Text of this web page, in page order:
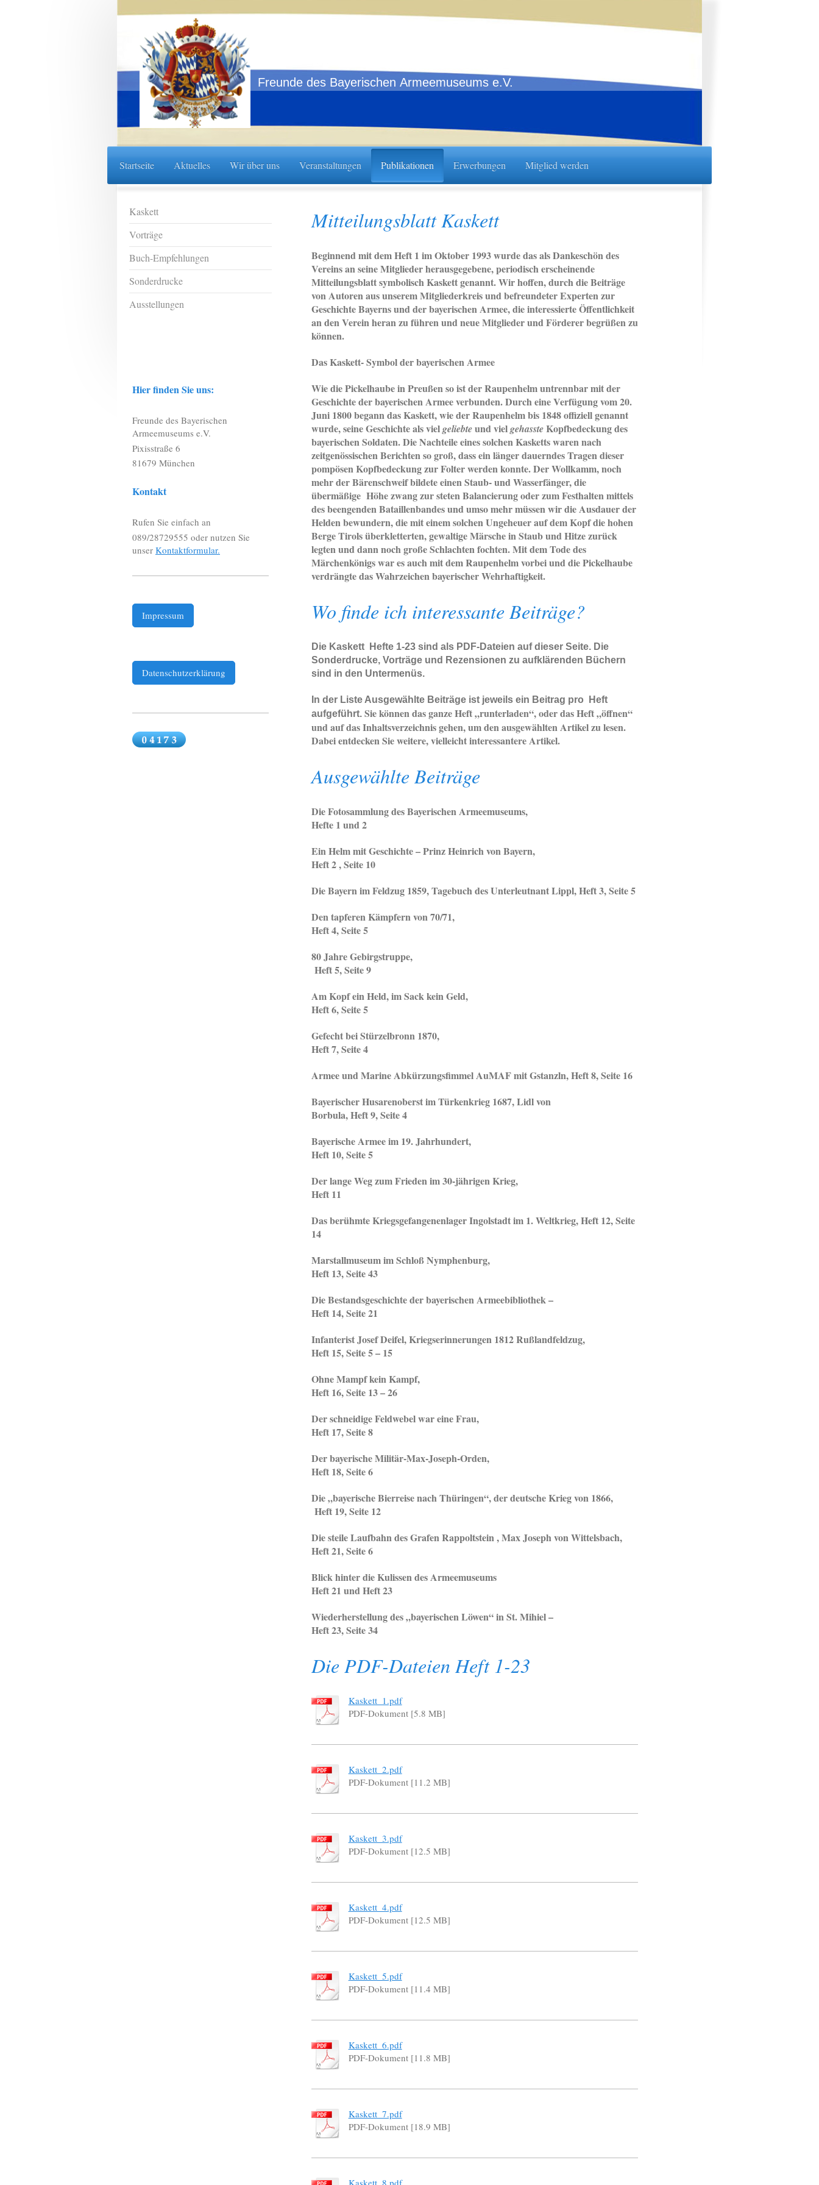
Freunde des Bayerischen Armeemuseums e.V.
Startseite Aktuelles Wir über uns Veranstaltungen Publikationen Erwerbungen Mitglied werden
Mitteilungsblatt Kaskett
Beginnend mit dem Heft 1 im Oktober 1993 wurde das als Dankeschön des
Vereins an seine Mitglieder herausgegebene, periodisch erscheinende
Mitteilungsblatt symbolisch Kaskett genannt. Wir hoffen, durch die Beiträge
von Autoren aus unserem Mitgliederkreis und befreundeter Experten zur
Geschichte Bayerns und der bayerischen Armee, die interessierte Öffentlichkeit
an den Verein heran zu führen und neue Mitglieder und Förderer begrüßen zu
können.
Das Kaskett- Symbol der bayerischen Armee
Wie die Pickelhaube in Preußen so ist der Raupenhelm untrennbar mit der
Geschichte der bayerischen Armee verbunden. Durch eine Verfügung vom 20.
Juni 1800 begann das Kaskett, wie der Raupenhelm bis 1848 offiziell genannt
wurde, seine Geschichte als vielgeliebteund vielgehassteKopfbedeckung des
bayerischen Soldaten. Die Nachteile eines solchen Kasketts waren nach
zeitgenössischen Berichten so groß, dass ein länger dauerndes Tragen dieser
pompösen Kopfbedeckung zur Folter werden konnte. Der Wollkamm, noch
mehr der Bärenschweif bildete einen Staub- und Wasserfänger, die
übermäßige Höhe zwang zur steten Balancierung oder zum Festhalten mittels
des beengenden Bataillenbandes und umso mehr müssen wir die Ausdauer der
Helden bewundern, die mit einem solchen Ungeheuer auf dem Kopf die hohen
Berge Tirols überkletterten, gewaltige Märsche in Staub und Hitze zurück
legten und dann noch große Schlachten fochten. Mit dem Tode des
Märchenkönigs war es auch mit dem Raupenhelm vorbei und die Pickelhaube
verdrängte das Wahrzeichen bayerischer Wehrhaftigkeit.
Wo finde ich interessante Beiträge?
Die Kaskett Hefte 1-23 sind als PDF-Dateien auf dieser Seite. Die
Sonderdrucke, Vorträge und Rezensionen zu aufklärenden Büchern
sind in den Untermenüs.
In der Liste Ausgewählte Beiträge ist jeweils ein Beitrag pro Heft
aufgeführt. Sie können das ganze Heft „runterladen“, oder das Heft „öffnen“
und auf das Inhaltsverzeichnis gehen, um den ausgewählten Artikel zu lesen.
Dabei entdecken Sie weitere, vielleicht interessantere Artikel.
Ausgewählte Beiträge
Die Fotosammlung des Bayerischen Armeemuseums,
Hefte 1 und 2
Ein Helm mit Geschichte – Prinz Heinrich von Bayern,
Heft 2 , Seite 10
Die Bayern im Feldzug 1859, Tagebuch des Unterleutnant Lippl, Heft 3, Seite 5
Den tapferen Kämpfern von 70/71,
Heft 4, Seite 5
80 Jahre Gebirgstruppe,
Heft 5, Seite 9
Am Kopf ein Held, im Sack kein Geld,
Heft 6, Seite 5
Gefecht bei Stürzelbronn 1870,
Heft 7, Seite 4
Armee und Marine Abkürzungsfimmel AuMAF mit Gstanzln, Heft 8, Seite 16
Bayerischer Husarenoberst im Türkenkrieg 1687, Lidl von
Borbula,Heft 9, Seite 4
Bayerische Armee im 19. Jahrhundert,
Heft 10, Seite 5
Der lange Weg zum Frieden im 30-jährigen Krieg,
Heft 11
Das berühmte Kriegsgefangenenlager Ingolstadt im 1. Weltkrieg, Heft 12, Seite
14
Marstallmuseum im Schloß Nymphenburg,
Heft 13, Seite 43
Die Bestandsgeschichte der bayerischen Armeebibliothek –
Heft 14, Seite 21
Infanterist Josef Deifel, Kriegserinnerungen 1812 Rußlandfeldzug,
Heft 15, Seite 5 – 15
Ohne Mampf kein Kampf,
Heft 16, Seite 13 – 26
Der schneidige Feldwebel war eine Frau,
Heft 17, Seite 8
Der bayerische Militär-Max-Joseph-Orden,
Heft 18, Seite 6
Die „bayerische Bierreise nach Thüringen“, der deutsche Krieg von 1866,
Heft 19, Seite 12
Die steile Laufbahn des Grafen Rappoltstein , Max Joseph von Wittelsbach,
Heft 21, Seite 6
Blick hinter die Kulissen des Armeemuseums
Heft 21 und Heft 23
Wiederherstellung des „bayerischen Löwen“ in St. Mihiel –
Heft 23, Seite 34
Die PDF-Dateien Heft 1-23
Kaskett_1.pdf
PDF-Dokument [5.8 MB]
Kaskett_2.pdf
PDF-Dokument [11.2 MB]
Kaskett_3.pdf
PDF-Dokument [12.5 MB]
Kaskett_4.pdf
PDF-Dokument [12.5 MB]
Kaskett_5.pdf
PDF-Dokument [11.4 MB]
Kaskett_6.pdf
PDF-Dokument [11.8 MB]
Kaskett_7.pdf
PDF-Dokument [18.9 MB]
Kaskett
Vorträge
Buch-Empfehlungen
Sonderdrucke
Ausstellungen
Hier finden Sie uns:
Freunde des Bayerischen
Armeemuseums e.V.
Pixisstraße 6
81679 München
Kontakt
Rufen Sie einfach an
089/28729555 oder nutzen Sie
unser Kontaktformular.
Impressum
Datenschutzerklärung